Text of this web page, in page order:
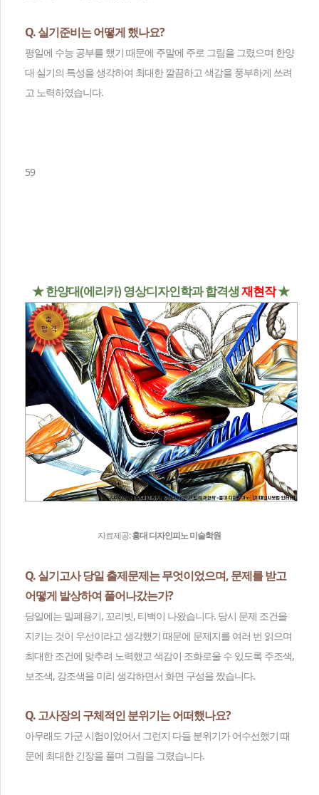
Q. 실기준비는 어떻게 했나요?
평일에 수능 공부를 했기 때문에 주말에 주로 그림을 그렸으며 한양
대 실기의 특성을 생각하여 최대한 깔끔하고 색감을 풍부하게 쓰려
고 노력하였습니다.
59
★ 한양대(에리카) 영상디자인학과 합격생재현작★
자료제공:홍대 디자인피노 미술학원
Q. 실기고사 당일 출제문제는 무엇이었으며, 문제를 받고
어떻게 발상하여 풀어나갔는가?
당일에는 밀폐용기, 꼬리빗, 티백이 나왔습니다. 당시 문제 조건을
지키는 것이 우선이라고 생각했기 때문에 문제지를 여러 번 읽으며
최대한 조건에 맞추려 노력했고 색감이 조화로울 수 있도록 주조색,
보조색, 강조색을 미리 생각하면서 화면 구성을 짰습니다.
Q. 고사장의 구체적인 분위기는 어떠했나요?
아무래도 가군 시험이었어서 그런지 다들 분위기가 어수선했기 때
문에 최대한 긴장을 풀며 그림을 그렸습니다.